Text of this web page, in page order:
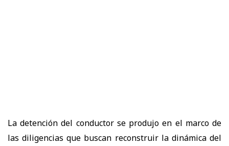
La detención del conductor se produjo en el marco de
las diligencias que buscan reconstruir la dinámica del